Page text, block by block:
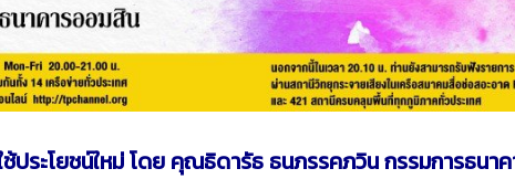
ประโยชน์ใหม่ โดย คุณธิดารัธ ธนภรรคภวิน กรรมการธนา